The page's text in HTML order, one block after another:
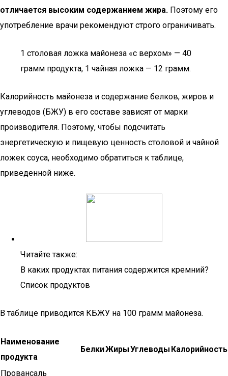
отличается высоким содержанием жира. Поэтому его
употребление врачи рекомендуют строго ограничивать.
1 столовая ложка майонеза «с верхом» — 40
грамм продукта, 1 чайная ложка — 12 грамм.
Калорийность майонеза и содержание белков, жиров и
углеводов (БЖУ) в его составе зависят от марки
производителя. Поэтому, чтобы подсчитать
энергетическую и пищевую ценность столовой и чайной
ложек соуса, необходимо обратиться к таблице,
приведенной ниже.
Читайте также:
В каких продуктах питания содержится кремний?
Список продуктов
В таблице приводится КБЖУ на 100 грамм майонеза.
Наименование
продукта
БелкиЖирыУглеводы Калорийность
Провансаль